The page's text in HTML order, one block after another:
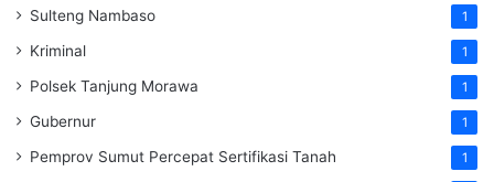
Sulteng Nambaso 1
Kriminal 1
Polsek Tanjung Morawa 1
Gubernur 1
Pemprov Sumut Percepat Sertifikasi Tanah 1